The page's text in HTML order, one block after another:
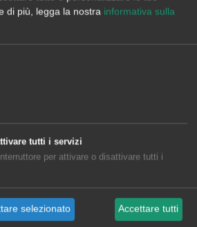
di più, legga la nostra informativa sulla
tutti i servizi
per attivare o disattivare tutti i
selezionato Accettare tutti